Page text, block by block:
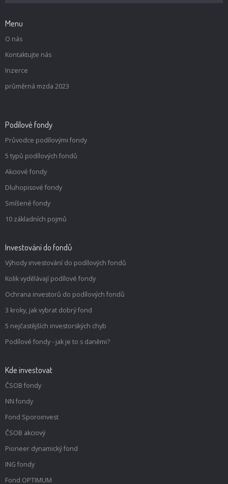
Menu
O nás
Kontaktujte nás
Inzerce
průměrná mzda 2023
Podílové fondy
Průvodce podílovými fondy
5 typů podílových fondů
Akciové fondy
Dluhopisové fondy
Smíšené fondy
10 základních pojmů
Investování do fondů
Výhody investování do podílových fondů
Kolik vydělávají podílové fondy
Ochrana investorů do podílových fondů
3 kroky, jak vybrat dobrý fond
5 nejčastějších investorských chyb
Podílové fondy - jak je to s daněmi?
Kde investovat
ČSOB fondy
NN fondy
Fond Sporoinvest
ČSOB akciový
Pioneer dynamický fond
ING fondy
Fond OPTIMUM